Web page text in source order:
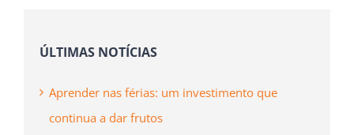
ÚLTIMAS NOTÍCIAS
Aprender nas férias: um investimento que
continua a dar frutos